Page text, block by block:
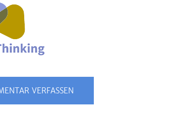
VERFASSEN